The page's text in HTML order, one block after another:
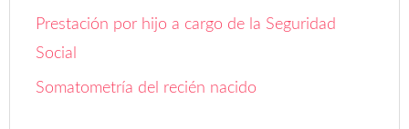
Prestación por hijo a cargo de la Seguridad
Social
Somatometría del recién nacido